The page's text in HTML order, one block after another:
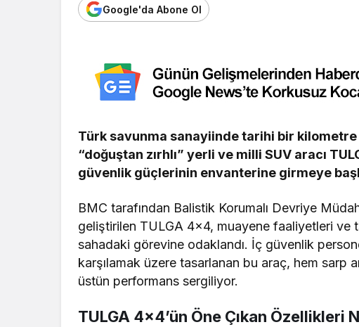
Google'da Abone Ol
Türk savunma sanayiinde tarihi bir kilometre
“doğuştan zırhlı” yerli ve milli SUV aracı
güvenlik güçlerinin envanterine girmeye
BMC tarafından Balistik Korumalı Devriye
geliştirilen TULGA 4×4, muayene faaliyetleri
sahadaki görevine odaklandı. İç güvenlik
karşılamak üzere tasarlanan bu araç, hem sarp
üstün performans sergiliyor.
TULGA 4×4’ün Öne Çıkan Özellikleri